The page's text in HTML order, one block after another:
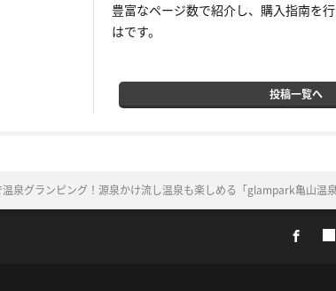
豊富なページ数で紹介し、購入指南を
はです。
投稿一覧へ
温泉グランピング！源泉かけ流し温泉も楽しめる「glampark亀山温